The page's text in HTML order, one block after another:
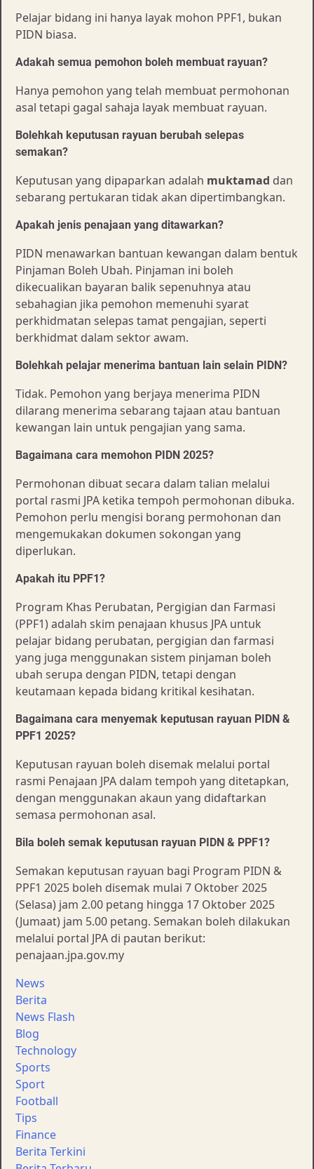
Pelajar bidang ini hanya layak mohon PPF1, bukan
PIDN biasa.
Adakah semua pemohon boleh membuat rayuan?
Hanya pemohon yang telah membuat permohonan
asal tetapi gagal sahaja layak membuat rayuan.
Bolehkah keputusan rayuan berubah selepas
semakan?
Keputusan yang dipaparkan adalah muktamad dan
sebarang pertukaran tidak akan dipertimbangkan.
Apakah jenis penajaan yang ditawarkan?
PIDN menawarkan bantuan kewangan dalam bentuk
Pinjaman Boleh Ubah. Pinjaman ini boleh
dikecualikan bayaran balik sepenuhnya atau
sebahagian jika pemohon memenuhi syarat
perkhidmatan selepas tamat pengajian, seperti
berkhidmat dalam sektor awam.
Bolehkah pelajar menerima bantuan lain selain PIDN?
Tidak. Pemohon yang berjaya menerima PIDN
dilarang menerima sebarang tajaan atau bantuan
kewangan lain untuk pengajian yang sama.
Bagaimana cara memohon PIDN 2025?
Permohonan dibuat secara dalam talian melalui
portal rasmi JPA ketika tempoh permohonan dibuka.
Pemohon perlu mengisi borang permohonan dan
mengemukakan dokumen sokongan yang
diperlukan.
Apakah itu PPF1?
Program Khas Perubatan, Pergigian dan Farmasi
(PPF1) adalah skim penajaan khusus JPA untuk
pelajar bidang perubatan, pergigian dan farmasi
yang juga menggunakan sistem pinjaman boleh
ubah serupa dengan PIDN, tetapi dengan
keutamaan kepada bidang kritikal kesihatan.
Bagaimana cara menyemak keputusan rayuan PIDN &
PPF1 2025?
Keputusan rayuan boleh disemak melalui portal
rasmi Penajaan JPA dalam tempoh yang ditetapkan,
dengan menggunakan akaun yang didaftarkan
semasa permohonan asal.
Bila boleh semak keputusan rayuan PIDN & PPF1?
Semakan keputusan rayuan bagi Program PIDN &
PPF1 2025 boleh disemak mulai 7 Oktober 2025
(Selasa) jam 2.00 petang hingga 17 Oktober 2025
(Jumaat) jam 5.00 petang. Semakan boleh dilakukan
melalui portal JPA di pautan berikut:
penajaan.jpa.gov.my
News
Berita
News Flash
Blog
Technology
Sports
Sport
Football
Tips
Finance
Berita Terkini